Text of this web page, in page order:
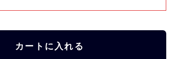
カートに入れる